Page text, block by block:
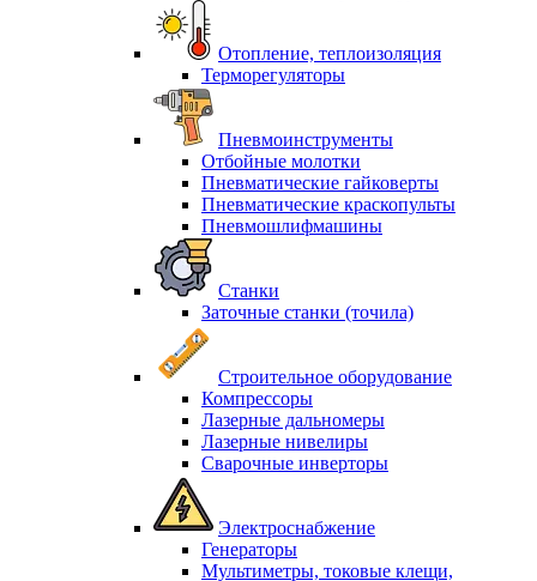
Отопление, теплоизоляция
Терморегуляторы
Пневмоинструменты
Отбойные молотки
Пневматические гайковерты
Пневматические краскопульты
Пневмошлифмашины
Станки
Заточные станки (точила)
Строительное оборудование
Компрессоры
Лазерные дальномеры
Лазерные нивелиры
Сварочные инверторы
Электроснабжение
Генераторы
Мультиметры, токовые клещи,